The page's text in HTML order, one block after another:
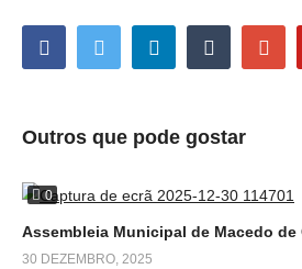
Outros que pode gostar
0
Assembleia Municipal de Macedo de
30 DEZEMBRO, 2025